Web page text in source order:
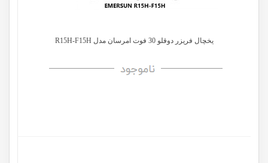
یخچال فریزر دوقلو 30 فوت امرسان مدل R15H-F15H